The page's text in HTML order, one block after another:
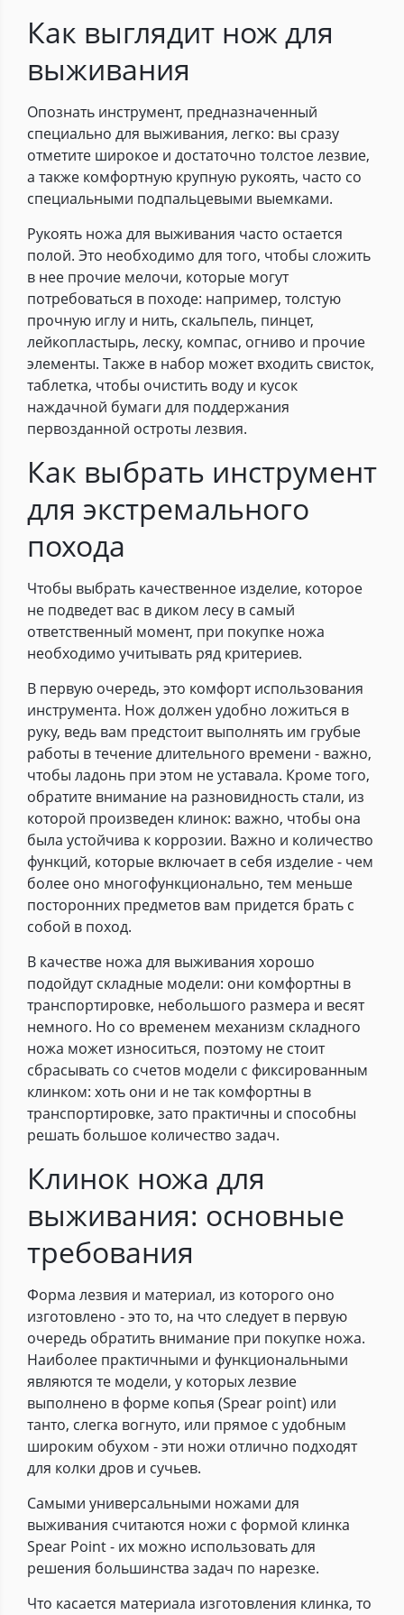
Как выглядит нож для
выживания
Опознать инструмент, предназначенный
специально для выживания, легко: вы сразу
отметите широкое и достаточно толстое лезвие,
а также комфортную крупную рукоять, часто со
специальными подпальцевыми выемками.
Рукоять ножа для выживания часто остается
полой. Это необходимо для того, чтобы сложить
в нее прочие мелочи, которые могут
потребоваться в походе: например, толстую
прочную иглу и нить, скальпель, пинцет,
лейкопластырь, леску, компас, огниво и прочие
элементы. Также в набор может входить свисток,
таблетка, чтобы очистить воду и кусок
наждачной бумаги для поддержания
первозданной остроты лезвия.
Как выбрать инструмент
для экстремального
похода
Чтобы выбрать качественное изделие, которое
не подведет вас в диком лесу в самый
ответственный момент, при покупке ножа
необходимо учитывать ряд критериев.
В первую очередь, это комфорт использования
инструмента. Нож должен удобно ложиться в
руку, ведь вам предстоит выполнять им грубые
работы в течение длительного времени - важно,
чтобы ладонь при этом не уставала. Кроме того,
обратите внимание на разновидность стали, из
которой произведен клинок: важно, чтобы она
была устойчива к коррозии. Важно и количество
функций, которые включает в себя изделие - чем
более оно многофункционально, тем меньше
посторонних предметов вам придется брать с
собой в поход.
В качестве ножа для выживания хорошо
подойдут складные модели: они комфортны в
транспортировке, небольшого размера и весят
немного. Но со временем механизм складного
ножа может износиться, поэтому не стоит
сбрасывать со счетов модели с фиксированным
клинком: хоть они и не так комфортны в
транспортировке, зато практичны и способны
решать большое количество задач.
Клинок ножа для
выживания: основные
требования
Форма лезвия и материал, из которого оно
изготовлено - это то, на что следует в первую
очередь обратить внимание при покупке ножа.
Наиболее практичными и функциональными
являются те модели, у которых лезвие
выполнено в форме копья (Spear point) или
танто, слегка вогнуто, или прямое с удобным
широким обухом - эти ножи отлично подходят
для колки дров и сучьев.
Самыми универсальными ножами для
выживания считаются ножи с формой клинка
Spear Point - их можно использовать для
решения большинства задач по нарезке.
Что касается материала изготовления клинка, то